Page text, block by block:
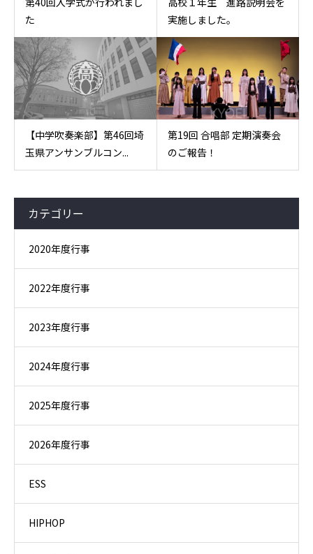
た
実施しました。
【中学吹奏楽部】第46回埼
玉県アンサンブルコン...
第19回 合唱部 定期演奏会
のご報告！
カテゴリー
2020年度行事
2022年度行事
2023年度行事
2024年度行事
2025年度行事
2026年度行事
ESS
HIPHOP